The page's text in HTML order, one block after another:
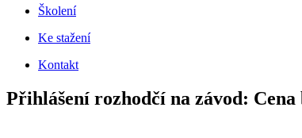
Školení
Ke stažení
Kontakt
Přihlášení rozhodčí na závod: